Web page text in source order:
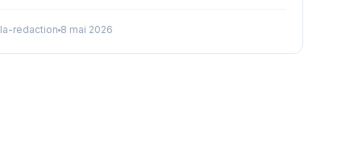
la-redaction 8 mai 2026